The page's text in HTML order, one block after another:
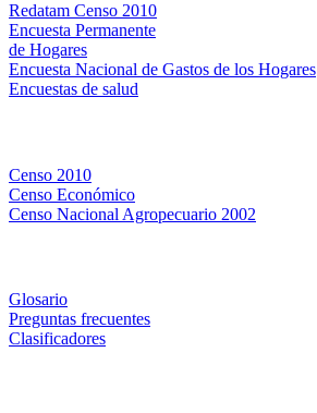
Redatam Censo 2010
Encuesta Permanente
de Hogares
Encuesta Nacional de Gastos de los Hogares
Encuestas de salud
Censo 2010
Censo Económico
Censo Nacional Agropecuario 2002
Glosario
Preguntas frecuentes
Clasificadores